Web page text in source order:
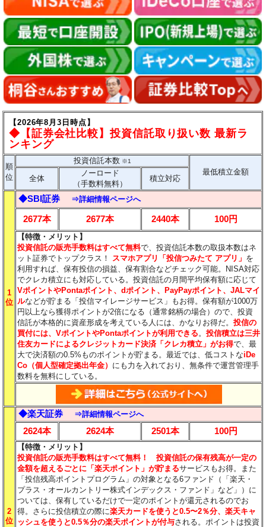
【2026年8月3日時点】
◆【証券会社比較】投資信託取り扱い数 最新ラ
ンキング
順
位
投資信託本数※1
最低積立金額
全体
ノーロード
（手数料無料）
積立対応
1
位
◆SBI証券 ⇒詳細情報ページへ
2677本 2677本 2440本 100円
【特徴・メリット】
投資信託の販売手数料はすべて無料で、投資信託本数の取扱本数はネ
ット証券でトップクラス！ スマホアプリ「投信つみたて アプリ」 を
利用すれば、保有投信の損益、保有割合などチェック可能。NISA対応
でクレカ積立にも対応している。投資信託の月間平均保有額に応じて
VポイントやPontaポイント、dポイント、PayPayポイント、JALマイ
ルなどが貯まる「投信マイレージサービス」もお得。保有額が1000万
円以上なら獲得ポイントが2倍になる（通常銘柄の場合）ので、投資
信託が本格的に資産形成を考えている人には、かなりお得だ。投信の
買付には、VポイントやPontaポイントが利用できる。投信積立は三井
住友カードによるクレジットカード決済「クレカ積立」がお得で、最
大で決済額の0.5%ものポイントが貯まる。最近では、低コストなiDe
Co（個人型確定拠出年金） にも力を入れており、無条件で運営管理手
数料を無料にしている。
2
位
◆楽天証券 ⇒詳細情報ページへ
2624本 2624本 2501本 100円
【特徴・メリット】
投資信託の販売手数料はすべて無料！
投資信託の保有残高が一定の
金額を超えるごとに「楽天ポイント」が貯まるサービスもお得。また
「投信残高ポイントプログラム」の対象となる6ファンド（「楽天・
プラス・オールカントリー株式インデックス・ファンド」など」）に
ついては、保有しているだけで一定のポイントが還元されるのでお
得。さらに投信積立の際に楽天カードを使うと0.5〜2％分、楽天キャ
ッシュを使うと0.5％分の楽天ポイントが付与される。ポイントは投資